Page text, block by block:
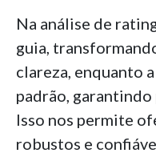
Na análise de
guia,
clareza, enquanto
padrão,
Isso nos permite
robustos e